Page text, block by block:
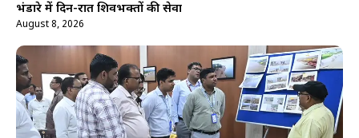
भंडारे में दिन-रात शिवभक्तों की सेवा
August 8, 2026